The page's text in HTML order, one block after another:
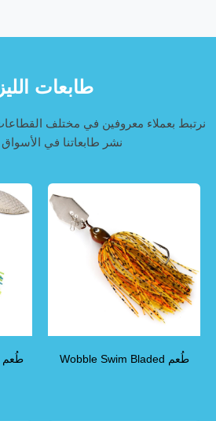
طابعات
نرتبط بعملاء معروفين في مختلف
نشر طابعاتنا في الأسواق
طُعم Wobble Swim Bladed
طُعم